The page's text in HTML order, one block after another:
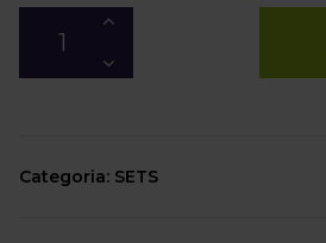
Categoria: SETS